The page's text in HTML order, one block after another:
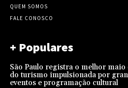
QUEM SOMOS
FALE CONOSCO
+ Populares
São Paulo registra o melhor
do turismo impulsionada por
eventos e programação cultural